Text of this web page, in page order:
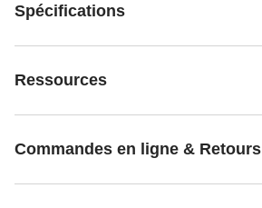
Spécifications
Ressources
Commandes en ligne & Retours